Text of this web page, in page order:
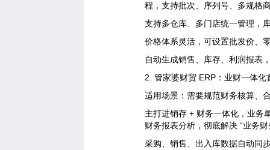
程，支持批次、序列号、多规格
支持多仓库、多门店统一管理，
价格体系灵活，可设置批发价、
自动生成销售、库存、利润报表
2. 管家婆财贸 ERP：业财一体化
适用场景：需要规范财务核算、
主打进销存 + 财务一体化，业务
财务报表分析，彻底解决 “业务
采购、销售、出入库数据自动同